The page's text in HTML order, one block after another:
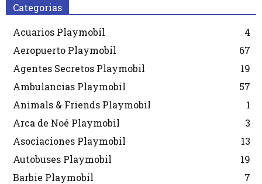
Categorias
Acuarios Playmobil
4
Aeropuerto Playmobil
67
Agentes Secretos Playmobil
19
Ambulancias Playmobil
57
Animals & Friends Playmobil
1
Arca de Noé Playmobil
3
Asociaciones Playmobil
13
Autobuses Playmobil
19
Barbie Playmobil
7